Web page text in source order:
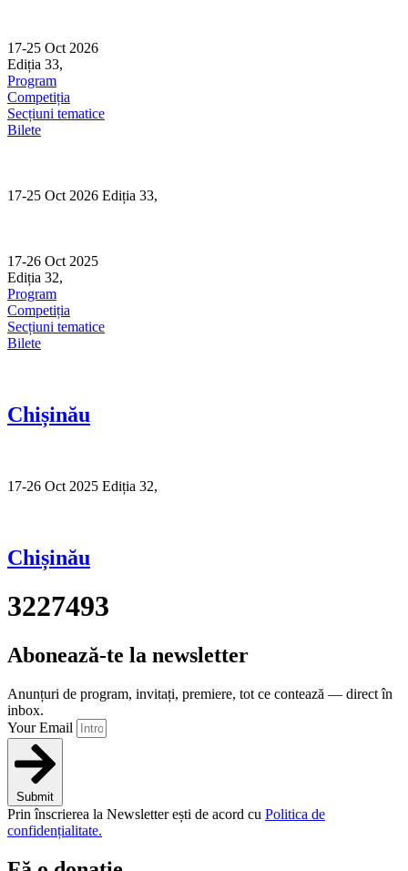
content
17-25 Oct 2026
Ediția 33,
Program
Competiția
Secțiuni tematice
Bilete
17-25 Oct 2026 Ediția 33,
17-26 Oct 2025
Ediția 32,
Program
Competiția
Secțiuni tematice
Bilete
Chișinău
17-26 Oct 2025 Ediția 32,
Chișinău
3227493
Abonează-te la newsletter
Anunțuri de program, invitați, premiere, tot ce contează — direct în
inbox.
Your Email
Submit
Prin înscrierea la Newsletter ești de acord cu Politica de
confidențialitate.